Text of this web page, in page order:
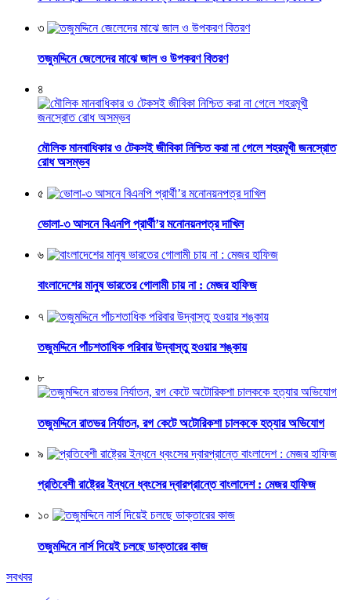
৩
তজুমদ্দিনে জেলেদের মাঝে জাল ও উপকরণ বিতরণ
৪
মৌলিক মানবাধিকার ও টেকসই জীবিকা নিশ্চিত করা না গেলে শহরমূখী জনস্রোত
রোধ অসম্ভব
৫
ভোলা-৩ আসনে বিএনপি প্রার্থী’র মনোনয়নপত্র দাখিল
৬
বাংলাদেশের মানুষ ভারতের গোলামী চায় না : মেজর হাফিজ
৭
তজুমদ্দিনে পাঁচশতাধিক পরিবার উদ্বাস্তু হওয়ার শঙ্কায়
৮
তজুমদ্দিনে রাতভর নির্যাতন, রগ কেটে অটোরিকশা চালককে হত্যার অভিযোগ
৯
প্রতিবেশী রাষ্ট্রের ইন্ধনে ধ্বংসের দ্বারপ্রান্তে বাংলাদেশ : মেজর হাফিজ
১০
তজুমদ্দিনে নার্স দিয়েই চলছে ডাক্তারের কাজ
সবখবর